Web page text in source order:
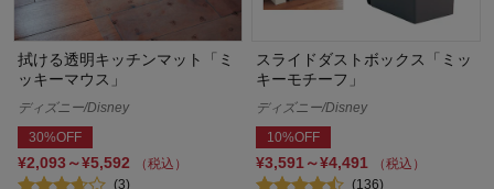
拭ける透明キッチンマット「ミ
ッキーマウス」
ディズニー/Disney
30%OFF
¥2,093～¥5,592
（税込）
(3)
スライドダストボックス「ミッ
キーモチーフ」
ディズニー/Disney
10%OFF
¥3,591～¥4,491
（税込）
(136)